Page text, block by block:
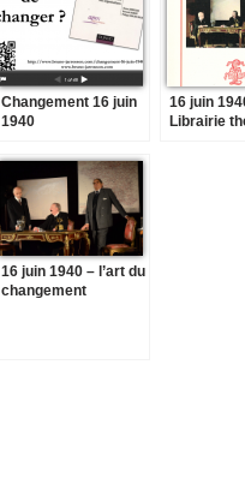
Changement 16 juin
1940
16 juin
Librairie
16 juin 1940 – l’art du
changement